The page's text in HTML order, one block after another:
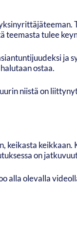
teemasta tulee
ja
ostaa.
niistä on
keikasta
on
alla olevalla